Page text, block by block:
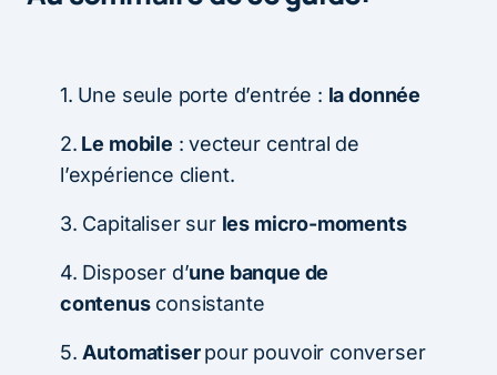
1. Une seule porte d’entrée : la donnée
2. Le mobile : vecteur central de
l’expérience client.
3. Capitaliser sur les micro-moments
4. Disposer d’une banque de
contenusconsistante
5.Automatiserpour pouvoir converser